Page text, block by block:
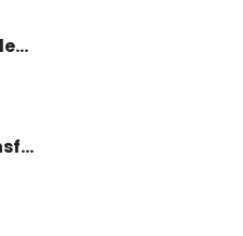
Fomy Moldeable Pelikan Azul
Papel Transfer Kronaline Tr305 Telas Obscuras Con 10